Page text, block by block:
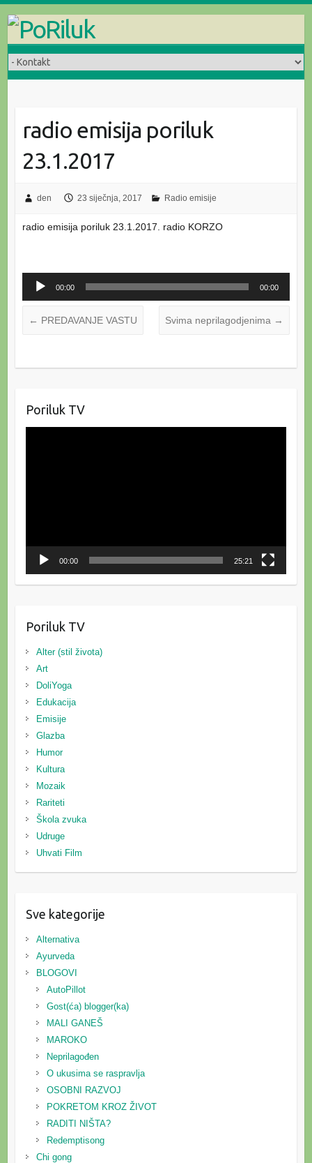
content
radio emisija poriluk
23.1.2017
den 23 siječnja, 2017 Radio emisije
radio emisija poriluk 23.1.2017. radio KORZO
Reproduktor
00:00 00:00
← PREDAVANJE VASTU Svima neprilagodjenima →
Poriluk TV
00:00 25:21
Poriluk TV
Alter (stil života)
Art
DoliYoga
Edukacija
Emisije
Glazba
Humor
Kultura
Mozaik
Rariteti
Škola zvuka
Udruge
Uhvati Film
Sve kategorije
Alternativa
Ayurveda
BLOGOVI
AutoPillot
Gost(ća) blogger(ka)
MALI GANEŠ
MAROKO
Neprilagođen
O ukusima se raspravlja
OSOBNI RAZVOJ
POKRETOM KROZ ŽIVOT
RADITI NIŠTA?
Redemptisong
Chi gong